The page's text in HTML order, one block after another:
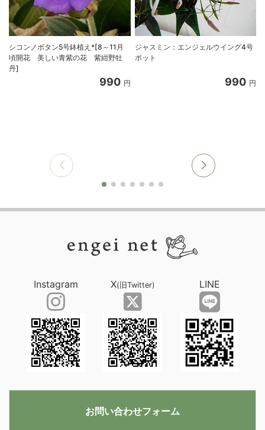
シコンノボタン5号鉢植え*[8～11月
頃開花 美しい青紫の花 紫紺野牡
丹]
990 円
ジャスミン：エンジェルウイング4号
ポット
990 円
Instagram X(旧Twitter) LINE
お問い合わせフォーム